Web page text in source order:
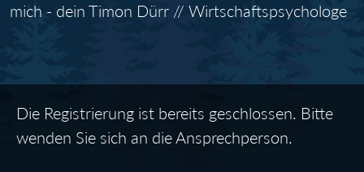
mich - dein Timon Dürr // Wirtschaftspsychologe
Die Registrierung ist bereits geschlossen. Bitte
wenden Sie sich an die Ansprechperson.